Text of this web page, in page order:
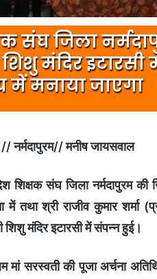
संघ जिला
मंदिर इटारसी
में मनाया जाएगा
// नर्मदापुरम// मनीष जायसवाल
शिक्षक संघ जिला नर्मदापुरम की
में तथा श्री राजीव कुमार
शिशु मंदिर इटारसी में संपन्न हुई।
मां सरस्वती की पूजा अर्चना